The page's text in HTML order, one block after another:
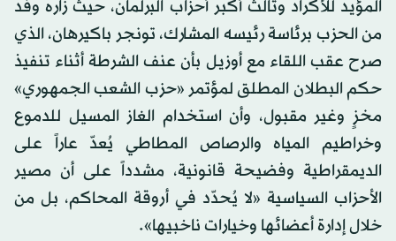
المؤيد للأكراد وثالث أكبر أحزاب البرلمان، حيث زاره وفد
من الحزب برئاسة رئيسه المشارك، تونجر باكيرهان، الذي
صرح عقب اللقاء مع أوزيل بأن عنف الشرطة أثناء تنفيذ
حكم البطلان المطلق لمؤتمر «حزب الشعب الجمهوري»
مخزٍ وغير مقبول، وأن استخدام الغاز المسيل للدموع
وخراطيم المياه والرصاص المطاطي يُعدّ عاراً على
الديمقراطية وفضيحة قانونية، مشدداً على أن مصير
الأحزاب السياسية «لا يُحدّد في أروقة المحاكم، بل من
خلال إدارة أعضائها وخيارات ناخبيها».